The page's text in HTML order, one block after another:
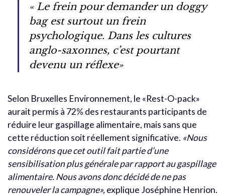
« Le frein pour demander un doggy
bag est surtout un frein
psychologique. Dans les cultures
anglo-saxonnes, c’est pourtant
devenu un réflexe»
Selon Bruxelles Environnement, le «Rest-O-pack»
aurait permis à 72% des restaurants participants de
réduire leur gaspillage alimentaire, mais sans que
cette réduction soit réellement significative. «Nous
considérons que cet outil fait partie d’une
sensibilisation plus générale par rapport au gaspillage
alimentaire. Nous avons donc décidé de ne pas
renouveler la campagne»,explique Joséphine Henrion.